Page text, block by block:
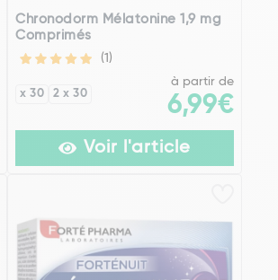
Chronodorm Mélatonine 1,9 mg
Comprimés
(1)
x 30 2 x 30
à partir de
6,99€
Voir l'article